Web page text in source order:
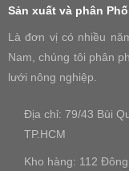
Sản xuất và phân
Là đơn vị có nhiều
Nam, chúng tôi phân
lưới nông nghiệp.
Địa chỉ: 79/43 Bùi
TP.HCM
Kho hàng: 112